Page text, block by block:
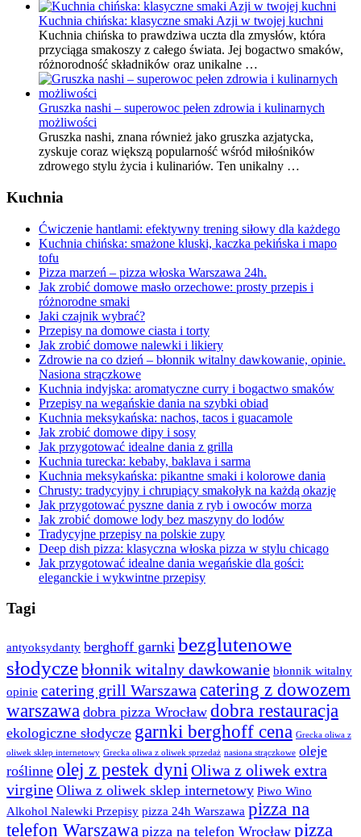
Kuchnia chińska: klasyczne smaki Azji w twojej kuchni
Kuchnia chińska to prawdziwa uczta dla zmysłów, która
przyciąga smakoszy z całego świata. Jej bogactwo smaków,
różnorodność składników oraz unikalne …
Gruszka nashi – superowoc pełen zdrowia i kulinarnych
możliwości
Gruszka nashi, znana również jako gruszka azjatycka,
zyskuje coraz większą popularność wśród miłośników
zdrowego stylu życia i kulinariów. Ten unikalny …
Kuchnia
Ćwiczenie hantlami: efektywny trening siłowy dla każdego
Kuchnia chińska: smażone kluski, kaczka pekińska i mapo
tofu
Pizza marzeń – pizza włoska Warszawa 24h.
Jak zrobić domowe masło orzechowe: prosty przepis i
różnorodne smaki
Jaki czajnik wybrać?
Przepisy na domowe ciasta i torty
Jak zrobić domowe nalewki i likiery
Zdrowie na co dzień – błonnik witalny dawkowanie, opinie.
Nasiona strączkowe
Kuchnia indyjska: aromatyczne curry i bogactwo smaków
Przepisy na wegańskie dania na szybki obiad
Kuchnia meksykańska: nachos, tacos i guacamole
Jak zrobić domowe dipy i sosy
Jak przygotować idealne dania z grilla
Kuchnia turecka: kebaby, baklava i sarma
Kuchnia meksykańska: pikantne smaki i kolorowe dania
Chrusty: tradycyjny i chrupiący smakołyk na każdą okazję
Jak przygotować pyszne dania z ryb i owoców morza
Jak zrobić domowe lody bez maszyny do lodów
Tradycyjne przepisy na polskie zupy
Deep dish pizza: klasyczna włoska pizza w stylu chicago
Jak przygotować idealne dania wegańskie dla gości:
eleganckie i wykwintne przepisy
Tagi
antyoksydanty berghoff garnki bezglutenowe
słodyczebłonnik witalny dawkowanie błonnik witalny
opinie catering grill Warszawa catering z dowozem
warszawa dobra pizza Wrocław dobra restauracja
ekologiczne słodycze garnki berghoff cena Grecka oliwa z
oliwek sklep internetowy Grecka oliwa z oliwek sprzedaż nasiona strączkowe oleje
roślinne olej z pestek dyniOliwa z oliwek extra
virgine Oliwa z oliwek sklep internetowy Piwo Wino
Alkohol Nalewki Przepisy pizza 24h Warszawa pizza na
telefon Warszawa pizza na telefon Wrocław pizza